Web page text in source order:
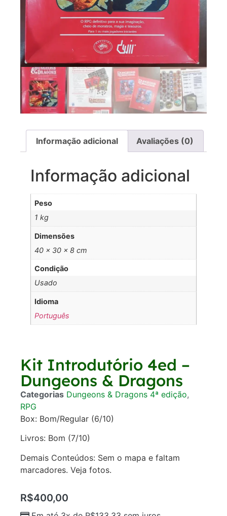
Informação adicional Avaliações (0)
Informação adicional
Peso
1 kg
Dimensões
40 × 30 × 8 cm
Condição
Usado
Idioma
Português
Kit Introdutório 4ed –
Dungeons & Dragons
Categorias Dungeons & Dragons 4ª edição,
RPG
Box: Bom/Regular (6/10)
Livros: Bom (7/10)
Demais Conteúdos: Sem o mapa e faltam
marcadores. Veja fotos.
R$400,00